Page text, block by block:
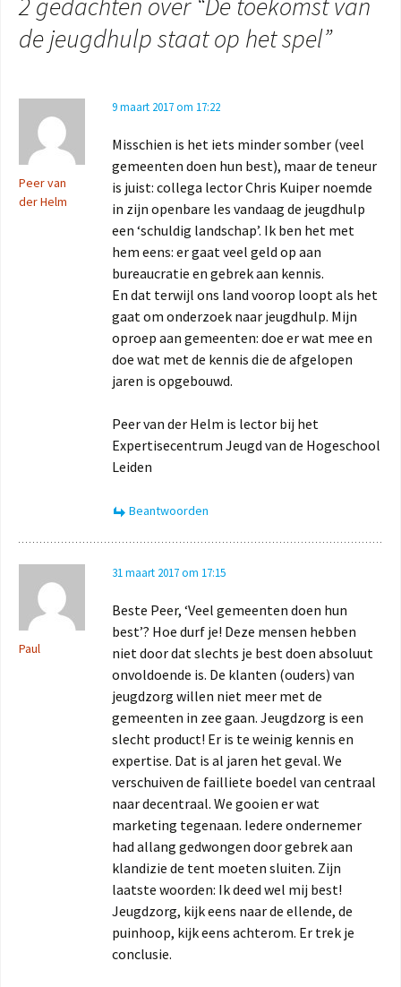
2 gedachten over “De toekomst van
de jeugdhulp staat op het spel”
Peer van
der Helm
9 maart 2017 om 17:22
Misschien is het iets minder somber (veel
gemeenten doen hun best), maar de teneur
is juist: collega lector Chris Kuiper noemde
in zijn openbare les vandaag de jeugdhulp
een ‘schuldig landschap’. Ik ben het met
hem eens: er gaat veel geld op aan
bureaucratie en gebrek aan kennis.
En dat terwijl ons land voorop loopt als het
gaat om onderzoek naar jeugdhulp. Mijn
oproep aan gemeenten: doe er wat mee en
doe wat met de kennis die de afgelopen
jaren is opgebouwd.
Peer van der Helm is lector bij het
Expertisecentrum Jeugd van de Hogeschool
Leiden
Beantwoorden
Paul
31 maart 2017 om 17:15
Beste Peer, ‘Veel gemeenten doen hun
best’? Hoe durf je! Deze mensen hebben
niet door dat slechts je best doen absoluut
onvoldoende is. De klanten (ouders) van
jeugdzorg willen niet meer met de
gemeenten in zee gaan. Jeugdzorg is een
slecht product! Er is te weinig kennis en
expertise. Dat is al jaren het geval. We
verschuiven de failliete boedel van centraal
naar decentraal. We gooien er wat
marketing tegenaan. Iedere ondernemer
had allang gedwongen door gebrek aan
klandizie de tent moeten sluiten. Zijn
laatste woorden: Ik deed wel mij best!
Jeugdzorg, kijk eens naar de ellende, de
puinhoop, kijk eens achterom. Er trek je
conclusie.